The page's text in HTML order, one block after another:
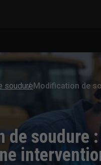
soudure
de soudure